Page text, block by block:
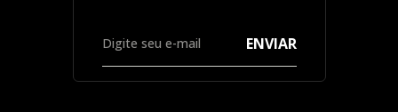
ENVIAR